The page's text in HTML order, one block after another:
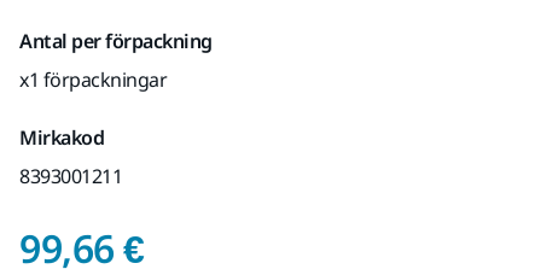
Antal per förpackning
x1 förpackningar
Mirkakod
8393001211
99,66 €Pris med Moms 25,5